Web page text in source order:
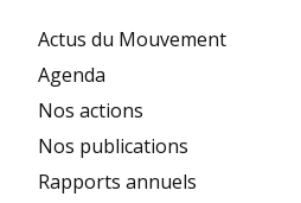
Actus du Mouvement
Agenda
Nos actions
Nos publications
Rapports annuels